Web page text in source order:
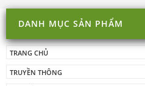
DANH MỤC SẢN PHẨM
TRANG CHỦ
TRUYỀN THÔNG